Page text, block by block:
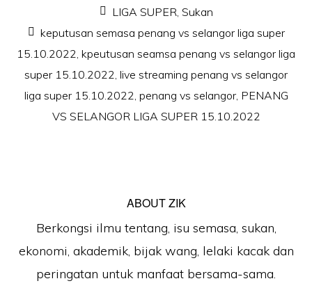
LIGA SUPER, Sukan
keputusan semasa penang vs selangor liga super
15.10.2022, kpeutusan seamsa penang vs selangor liga
super 15.10.2022, live streaming penang vs selangor
liga super 15.10.2022, penang vs selangor, PENANG
VS SELANGOR LIGA SUPER 15.10.2022
ABOUTZIK
Berkongsi ilmu tentang, isu semasa, sukan,
ekonomi, akademik, bijak wang, lelaki kacak dan
peringatan untuk manfaat bersama-sama.